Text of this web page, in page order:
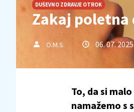
DUŠEVNO ZDRAVJE OTROK
Zakaj poletna
O.M.S. 06. 07.
To, da si
namažemo s